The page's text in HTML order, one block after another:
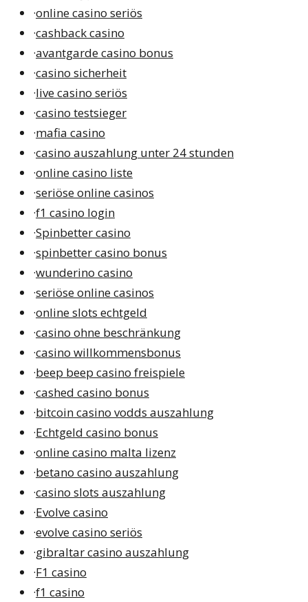
·online casino seriös
·cashback casino
·avantgarde casino bonus
·casino sicherheit
·live casino seriös
·casino testsieger
·mafia casino
·casino auszahlung unter 24 stunden
·online casino liste
·seriöse online casinos
·f1 casino login
·Spinbetter casino
·spinbetter casino bonus
·wunderino casino
·seriöse online casinos
·online slots echtgeld
·casino ohne beschränkung
·casino willkommensbonus
·beep beep casino freispiele
·cashed casino bonus
·bitcoin casino vodds auszahlung
·Echtgeld casino bonus
·online casino malta lizenz
·betano casino auszahlung
·casino slots auszahlung
·Evolve casino
·evolve casino seriös
·gibraltar casino auszahlung
·F1 casino
·f1 casino